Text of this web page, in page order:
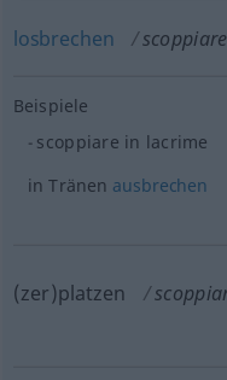
losbrechen scoppiare
Beispiele
scoppiare in lacrime
in Tränen ausbrechen
(zer)platzen